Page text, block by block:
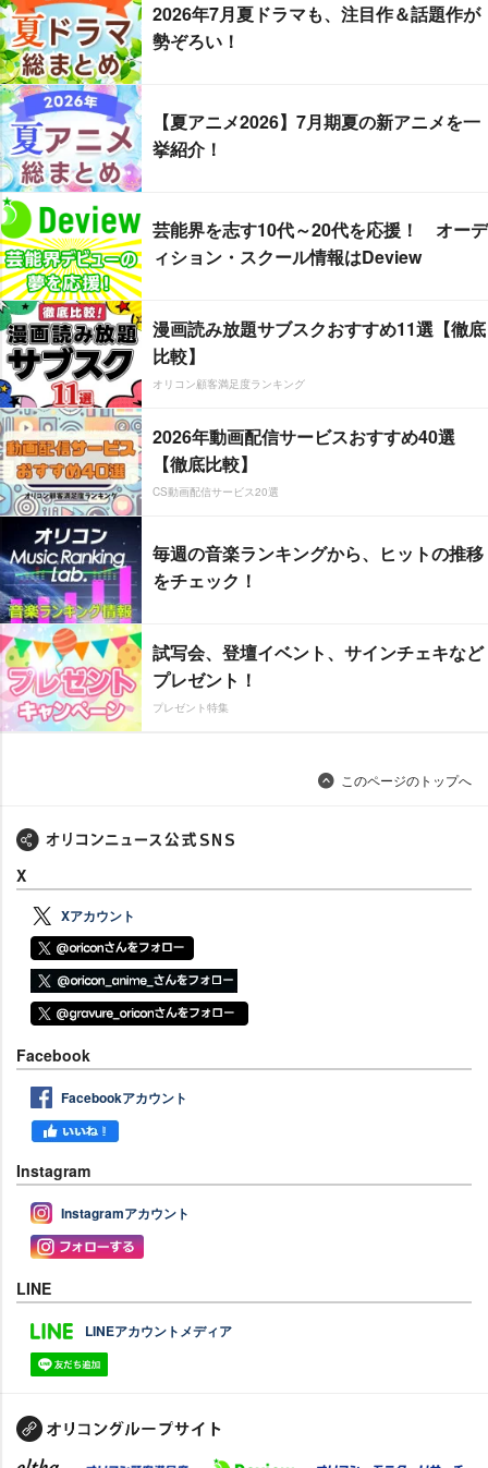
2026年7月夏ドラマも、注目作＆話題作が
勢ぞろい！
【夏アニメ2026】7月期夏の新アニメを一
挙紹介！
芸能界を志す10代～20代を応援！ オーデ
ィション・スクール情報はDeview
漫画読み放題サブスクおすすめ11選【徹底
比較】
オリコン顧客満足度ランキング
2026年動画配信サービスおすすめ40選
【徹底比較】
CS動画配信サービス20選
毎週の音楽ランキングから、ヒットの推移
をチェック！
試写会、登壇イベント、サインチェキなど
プレゼント！
プレゼント特集
このページのトップへ
X
Xアカウント
Facebook
Facebookアカウント
Instagram
Instagramアカウント
LINE
LINEアカウントメディア